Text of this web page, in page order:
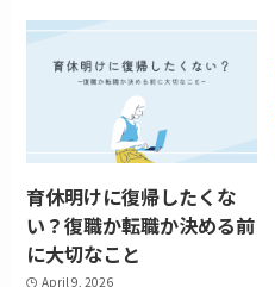
育休明けに復帰したくな
い？復職か転職か決める前
に大切なこと
April 9, 2026